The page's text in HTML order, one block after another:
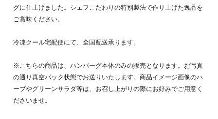
グに仕上げました。シェフこだわりの特別製法で作り上げた逸品を
ご賞味ください。
冷凍クール宅配便にて、全国配送承ります。
※こちらの商品は、ハンバーグ本体のみの販売となります。お写真
の通り真空パック状態でお送りいたします。商品イメージ画像のハ
ーブやグリーンサラダ等は、お召し上がりの際にお好みでご用意く
ださいませ。